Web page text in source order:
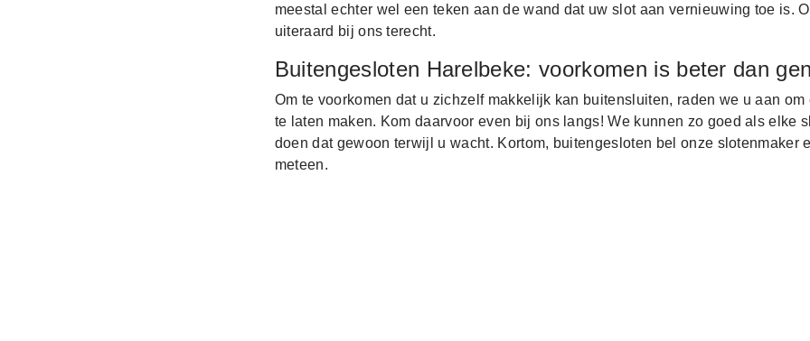
meestal echter wel een teken aan de wand dat uw slot aan vernieuwing toe is.
uiteraard bij ons terecht.
Buitengesloten Harelbeke: voorkomen is beter dan
Om te voorkomen dat u zichzelf makkelijk kan buitensluiten, raden we u aan om
te laten maken. Kom daarvoor even bij ons langs! We kunnen zo goed als elke
doen dat gewoon terwijl u wacht. Kortom, buitengesloten bel onze slotenmaker
meteen.